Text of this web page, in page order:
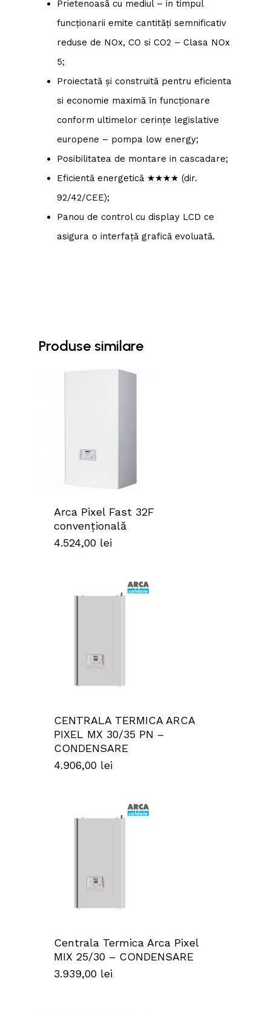
Prietenoasă cu mediul – in timpul
funcționarii emite cantități semnificativ
reduse de NOx, CO si CO2 – Clasa NOx
5;
Proiectată și construită pentru eficienta
si economie maximă în funcționare
conform ultimelor cerințe legislative
europene – pompa low energy;
Posibilitatea de montare in cascadare;
Eficientă energetică ★★★★ (dir.
92/42/CEE);
Panou de control cu display LCD ce
asigura o interfață grafică evoluată.
Produse similare
Arca Pixel Fast 32F
convențională
4.524,00 lei
CENTRALA TERMICA ARCA
PIXEL MX 30/35 PN –
CONDENSARE
4.906,00 lei
Centrala Termica Arca Pixel
MIX 25/30 – CONDENSARE
3.939,00 lei